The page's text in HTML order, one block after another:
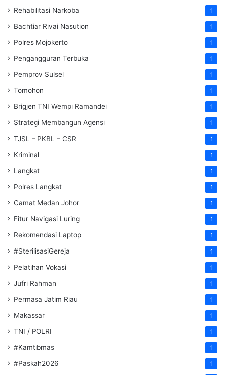
Rehabilitasi Narkoba 1
Bachtiar Rivai Nasution 1
Polres Mojokerto 1
Pengangguran Terbuka 1
Pemprov Sulsel 1
Tomohon 1
Brigjen TNI Wempi Ramandei 1
Strategi Membangun Agensi 1
TJSL – PKBL – CSR 1
Kriminal 1
Langkat 1
Polres Langkat 1
Camat Medan Johor 1
Fitur Navigasi Luring 1
Rekomendasi Laptop 1
#SterilisasiGereja 1
Pelatihan Vokasi 1
Jufri Rahman 1
Permasa Jatim Riau 1
Makassar 1
TNI / POLRI 1
#Kamtibmas 1
#Paskah2026 1